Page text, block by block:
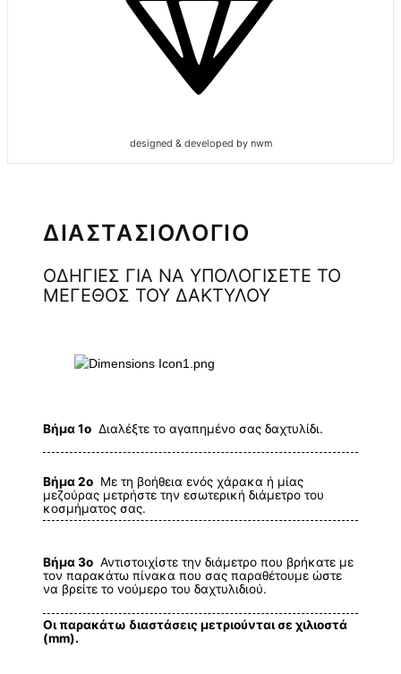
designed & developed by nwm
ΔΙΑΣΤΑΣΙΟΛΟΓΙΟ
ΟΔΗΓΙΕΣ ΓΙΑ ΝΑ ΥΠΟΛΟΓΙΣΕΤΕ ΤΟ
ΜΕΓΕΘΟΣ ΤΟΥ ΔΑΚΤΥΛΟΥ
Βήμα 1ο Διαλέξτε το αγαπημένο σας δαχτυλίδι.
Βήμα 2ο Με τη βοήθεια ενός χάρακα ή μίας
μεζούρας μετρήστε την εσωτερική διάμετρο του
κοσμήματος σας.
Βήμα 3ο Αντιστοιχίστε την διάμετρο που βρήκατε με
τον παρακάτω πίνακα που σας παραθέτουμε ώστε
να βρείτε το νούμερο του δαχτυλιδιού.
Οι παρακάτω διαστάσεις μετριούνται σε χιλιοστά
(mm).